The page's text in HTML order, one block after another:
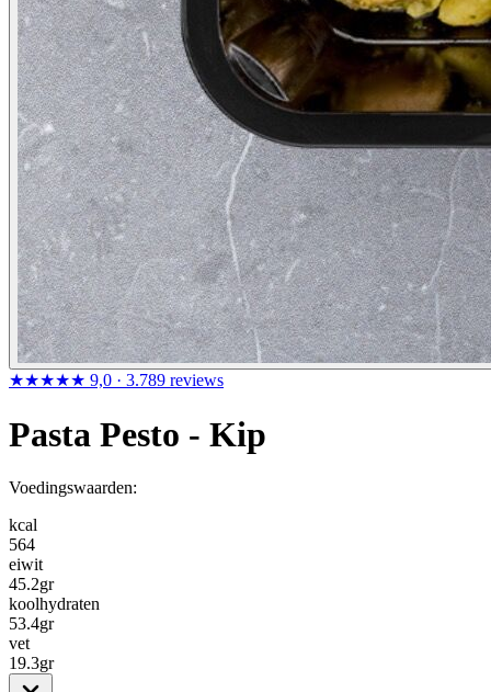
★★★★★ 9,0 · 3.789 reviews
Pasta Pesto - Kip
Voedingswaarden:
kcal
564
eiwit
45.2gr
koolhydraten
53.4gr
vet
19.3gr